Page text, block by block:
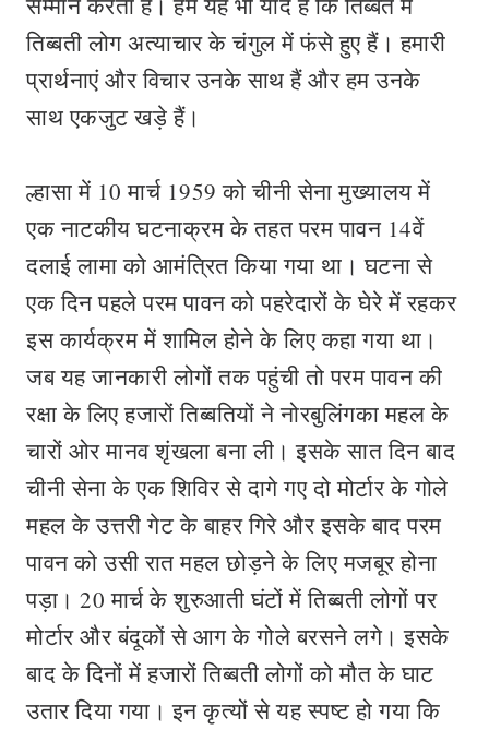
तिब्बती लोग अत्याचार के चंगुल में फंसे हुए हैं। हमारी
प्रार्थनाएं और विचार उनके साथ हैं और हम उनके
साथ एकजुट खड़े हैं।
ल्हासा में 10 मार्च 1959 को चीनी सेना मुख्यालय में
एक नाटकीय घटनाक्रम के तहत परम पावन 14वें
दलाई लामा को आमंत्रित किया गया था। घटना से
एक दिन पहले परम पावन को पहरेदारों के घेरे में रहकर
इस कार्यक्रम में शामिल होने के लिए कहा गया था।
जब यह जानकारी लोगों तक पहुंची तो परम पावन की
रक्षा के लिए हजारों तिब्बतियों ने नोरबुलिंगका महल के
चारों ओर मानव शृंखला बना ली। इसके सात दिन बाद
चीनी सेना के एक शिविर से दागे गए दो मोर्टार के गोले
महल के उत्तरी गेट के बाहर गिरे और इसके बाद परम
पावन को उसी रात महल छोड़ने के लिए मजबूर होना
पड़ा। 20 मार्च के शुरुआती घंटों में तिब्बती लोगों पर
मोर्टार और बंदूकों से आग के गोले बरसने लगे। इसके
बाद के दिनों में हजारों तिब्बती लोगों को मौत के घाट
उतार दिया गया। इन कृत्यों से यह स्पष्ट हो गया कि